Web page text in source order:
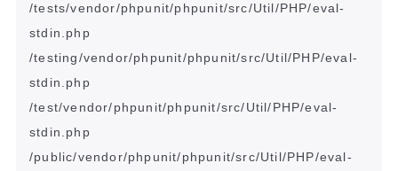
/tests/vendor/phpunit/phpunit/src/Util/PHP/eval-
stdin.php
/testing/vendor/phpunit/phpunit/src/Util/PHP/eval-
stdin.php
/test/vendor/phpunit/phpunit/src/Util/PHP/eval-
stdin.php
/public/vendor/phpunit/phpunit/src/Util/PHP/eval-